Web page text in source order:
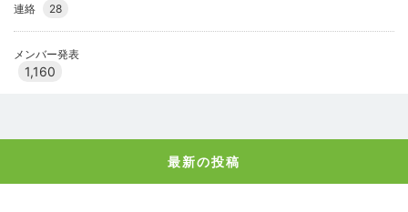
連絡 28
メンバー発表
1,160
最新の投稿